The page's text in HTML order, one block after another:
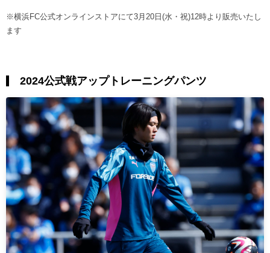
※横浜FC公式オンラインストアにて3月20日(水・祝)12時より販売いたし
ます
2024公式戦アップトレーニングパンツ